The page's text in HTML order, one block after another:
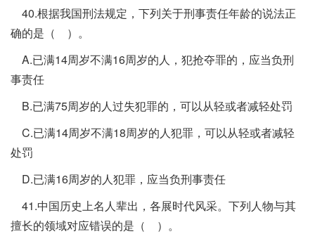
40.根据我国刑法规定，下列关于刑事责任年龄的说法正
确的是（ ）。
A.已满14周岁不满16周岁的人，犯抢夺罪的，应当负刑
事责任
B.已满75周岁的人过失犯罪的，可以从轻或者减轻处罚
C.已满14周岁不满18周岁的人犯罪，可以从轻或者减轻
处罚
D.已满16周岁的人犯罪，应当负刑事责任
41.中国历史上名人辈出，各展时代风采。下列人物与其
擅长的领域对应错误的是（ ）。